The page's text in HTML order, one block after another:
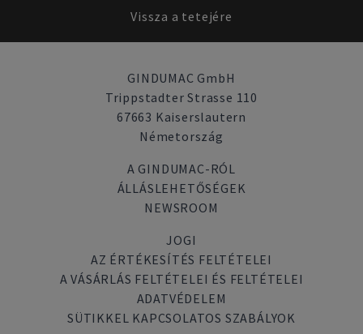
Vissza a tetejére
GINDUMAC GmbH
Trippstadter Strasse 110
67663 Kaiserslautern
Németország
A GINDUMAC-RÓL
ÁLLÁSLEHETŐSÉGEK
NEWSROOM
JOGI
AZ ÉRTÉKESÍTÉS FELTÉTELEI
A VÁSÁRLÁS FELTÉTELEI ÉS FELTÉTELEI
ADATVÉDELEM
SÜTIKKEL KAPCSOLATOS SZABÁLYOK